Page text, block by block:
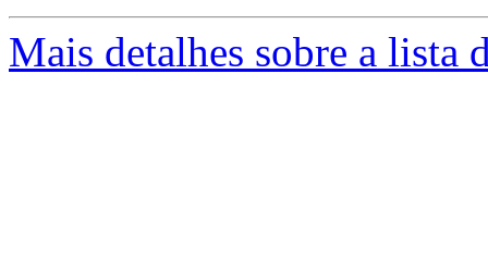
Mais detalhes sobre a lista